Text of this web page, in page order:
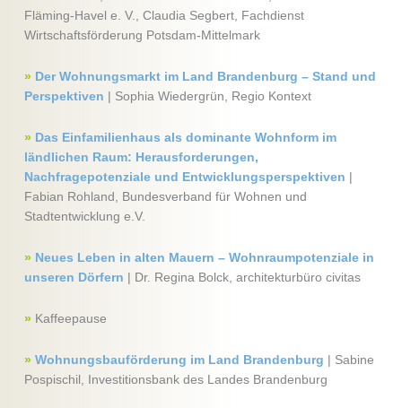
Fläming-Havel e. V., Claudia Segbert, Fachdienst
Wirtschaftsförderung Potsdam-Mittelmark
» Der Wohnungsmarkt im Land Brandenburg – Stand und
Perspektiven
| Sophia Wiedergrün, Regio Kontext
» Das Einfamilienhaus als dominante Wohnform im
ländlichen Raum: Herausforderungen,
Nachfragepotenziale und Entwicklungsperspektiven
Fabian Rohland, Bundesverband für Wohnen und
Stadtentwicklung e.V.
» Neues Leben in alten Mauern – Wohnraumpotenziale in
unseren Dörfern
| Dr. Regina Bolck, architekturbüro civitas
» Kaffeepause
» Wohnungsbauförderung im Land Brandenburg | Sabine
Pospischil, Investitionsbank des Landes Brandenburg